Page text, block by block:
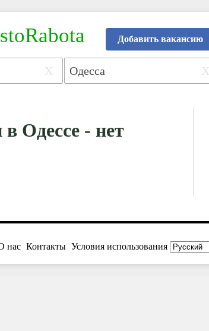
Добавить вакансию
X X
Одессе - нет
нас Контакты Условия использования